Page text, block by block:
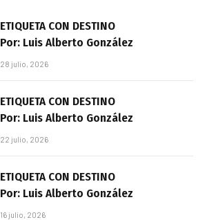
ETIQUETA CON DESTINO
Por: Luis Alberto González
28 julio, 2026
ETIQUETA CON DESTINO
Por: Luis Alberto González
22 julio, 2026
ETIQUETA CON DESTINO
Por: Luis Alberto González
16 julio, 2026